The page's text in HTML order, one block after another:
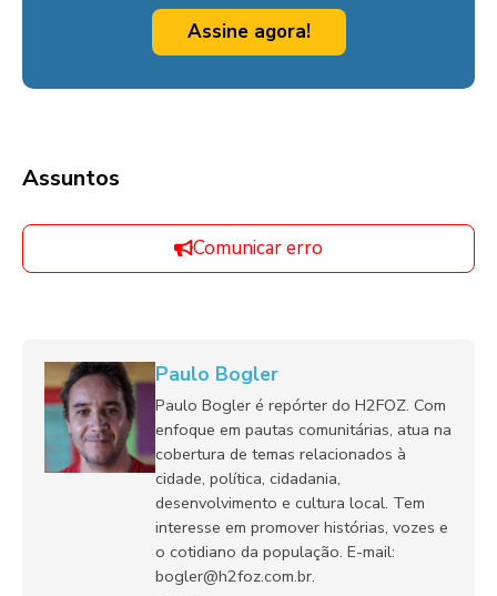
Assine agora!
Assuntos
Comunicar erro
Paulo Bogler
Paulo Bogler é repórter do H2FOZ. Com
enfoque em pautas comunitárias, atua na
cobertura de temas relacionados à
cidade, política, cidadania,
desenvolvimento e cultura local. Tem
interesse em promover histórias, vozes e
o cotidiano da população. E-mail:
bogler@h2foz.com.br.